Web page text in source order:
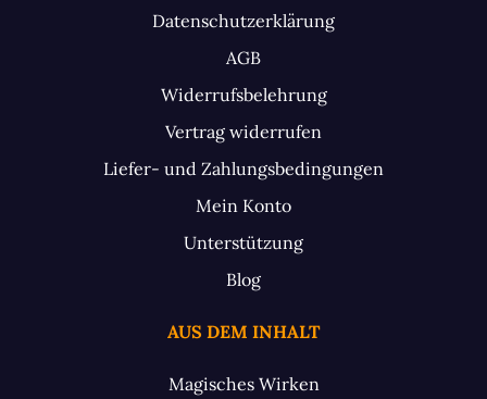
Datenschutzerklärung
AGB
Widerrufsbelehrung
Vertrag widerrufen
Liefer- und Zahlungsbedingungen
Mein Konto
Unterstützung
Blog
AUS DEM INHALT
Magisches Wirken